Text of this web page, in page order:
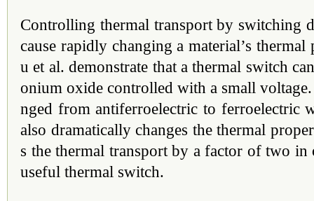
Controlling thermal transport by switching
cause rapidly changing a material’s
u et al. demonstrate that a thermal switch
onium oxide controlled with a small voltage.
nged from antiferroelectric to ferroelectric
also dramatically changes the thermal
s the thermal transport by a factor of two in
useful thermal switch.